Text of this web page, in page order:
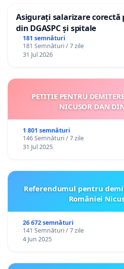
Asigurați salarizare
din DGASPC și spitale
181 semnături
181 Semnături / 7 zile
31 Jul 2026
PETIȚIE PENTRU
NICUȘOR DAN
1 801 semnături
146 Semnături / 7 zile
31 Jul 2025
Referendumul pentru
României
26 672 semnături
141 Semnături / 7 zile
4 Jun 2025